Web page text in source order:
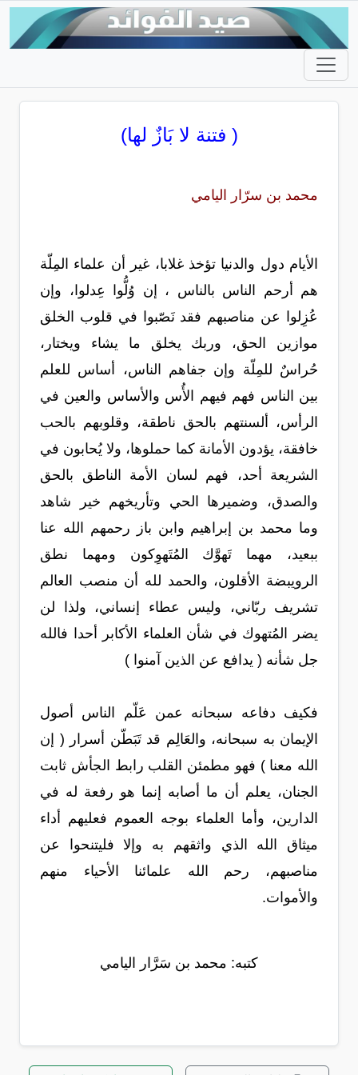
( فتنة لا بَازٌ لها)
محمد بن سرّار اليامي
الأيام دول والدنيا تؤخذ غلابا، غير أن علماء المِلّة
هم أرحم الناس بالناس ، إن وُلُّوا عِدلوا، وإن
عُزِلوا عن مناصبهم فقد نَصّبوا في قلوب الخلق
موازين الحق، وربك يخلق ما يشاء ويختار،
حُراسٌ للمِلّة وإن جفاهم الناس، أساس للعلم
بين الناس فهم فيهم الأُس والأساس والعين في
الرأس، ألسنتهم بالحق ناطقة، وقلوبهم بالحب
خافقة، يؤدون الأمانة كما حملوها، ولا يُحابون في
الشريعة أحد، فهم لسان الأمة الناطق بالحق
والصدق، وضميرها الحي وتأريخهم خير شاهد
وما محمد بن إبراهيم وابن باز رحمهم الله عنا
ببعيد، مهما تَهوَّك المُتَهوِكون ومهما نطق
الرويبضة الأقلون، والحمد لله أن منصب العالم
تشريف ربّاني، وليس عطاء إنساني، ولذا لن
يضر المُتهوك في شأن العلماء الأكابر أحدا فالله
جل شأنه ( يدافع عن الذين آمنوا )
فكيف دفاعه سبحانه عمن عَلّم الناس أصول
الإيمان به سبحانه، والعَالِم قد تَبَطّن أسرار ( إن
الله معنا ) فهو مطمئن القلب رابط الجأش ثابت
الجنان، يعلم أن ما أصابه إنما هو رفعة له في
الدارين، وأما العلماء بوجه العموم فعليهم أداء
ميثاق الله الذي واثقهم به وإلا فليتنحوا عن
مناصبهم، رحم الله علمائنا الأحياء منهم
والأموات.
كتبه: محمد بن سَرَّار اليامي